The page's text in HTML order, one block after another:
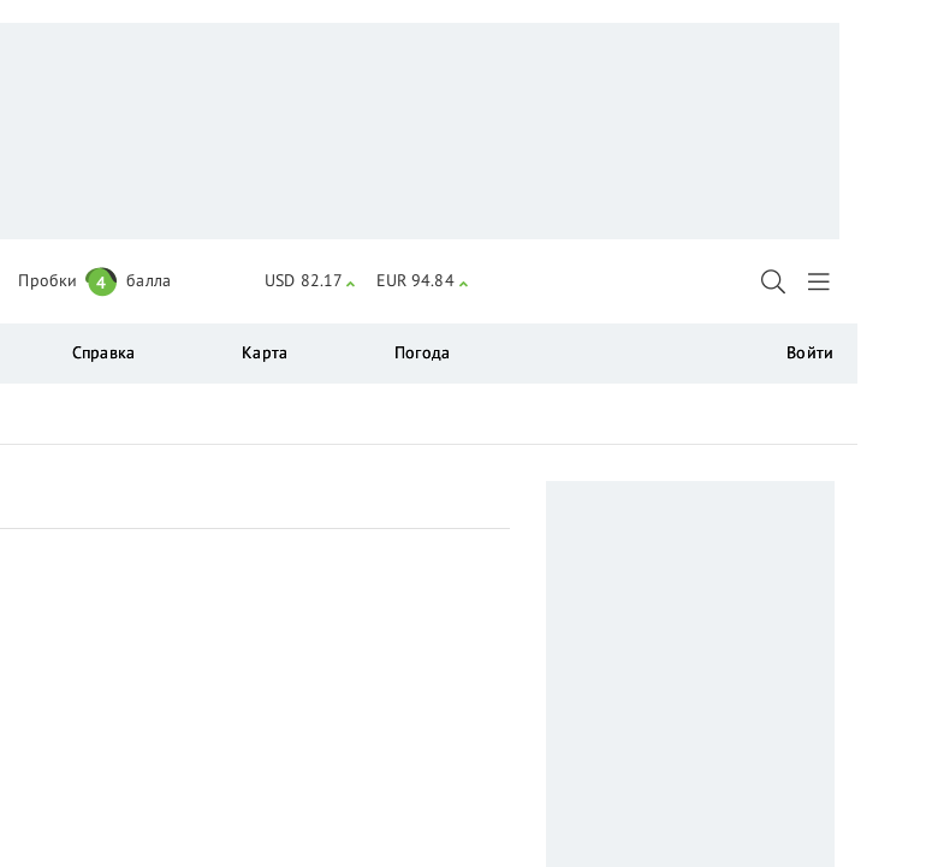
Пробки 4 балла USD 82.17 EUR 94.84
Справка Карта Погода Войти